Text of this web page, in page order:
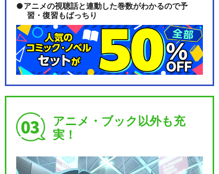
アニメの視聴話と連動した巻数がわかるので予
習・復習もばっちり
アニメ・ブック以外も充
実！